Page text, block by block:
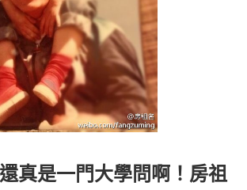
真是一門大學問啊！房祖